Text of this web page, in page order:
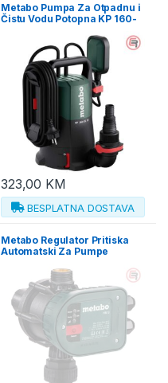
Metabo Pumpa Za Otpadnu i
Čistu Vodu Potopna KP 160-
323,00 KM
BESPLATNA DOSTAVA
Metabo Regulator Pritiska
Automatski Za Pumpe
628799000